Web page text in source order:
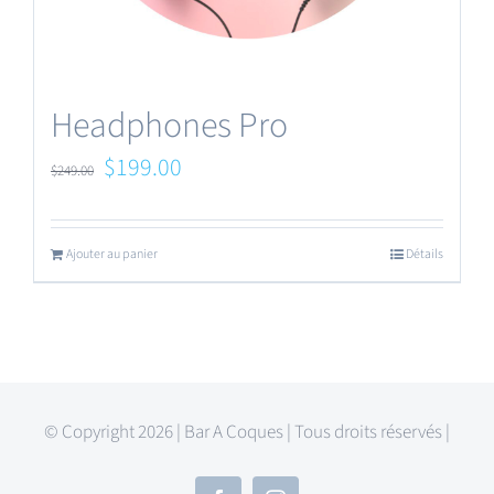
Headphones Pro
$249.00 Le
initial
était :
$199.00
est :
Ajouter au panier Détails
© Copyright 2026 | Bar A Coques | Tous droits réservés |